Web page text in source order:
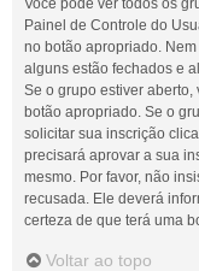
Você pode ver todos os
Painel de Controle do
no botão apropriado.
alguns estão fechados e
Se o grupo estiver
botão apropriado. Se o
solicitar sua inscrição
precisará aprovar a sua
mesmo. Por favor, não
recusada. Ele deverá
certeza de que terá uma
Voltar ao topo